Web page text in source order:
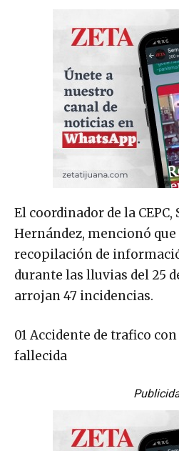
El coordinador de la
Hernández, mencionó
recopilación de
durante las lluvias del 25
arrojan 47 incidencias.
01 Accidente de trafico
fallecida